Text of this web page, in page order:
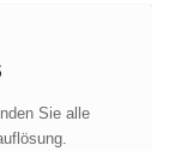
Sie alle